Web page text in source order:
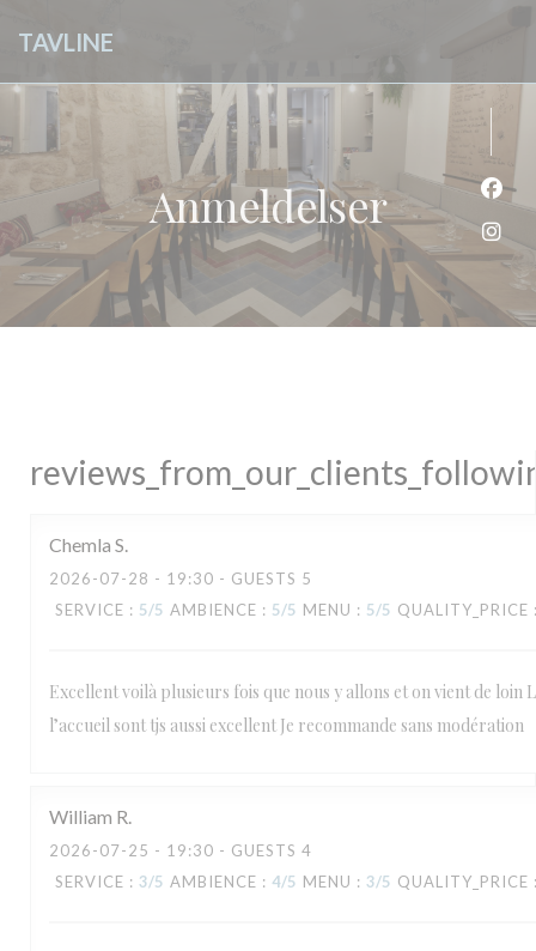
TAVLINE
Anmeldelser
Chemla S
2026-07-28 - 19:30 - GUESTS 5
SERVICE : 5/5 AMBIENCE : 5/5 MENU : 5/5 QUALITY_PRICE
Excellent voilà plusieurs fois que nous y allons et on vient de loin
l’accueil sont tjs aussi excellent Je recommande sans modération
William R
2026-07-25 - 19:30 - GUESTS 4
SERVICE : 3/5 AMBIENCE : 4/5 MENU : 3/5 QUALITY_PRICE